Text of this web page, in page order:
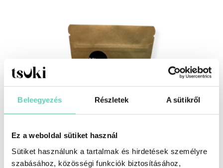
Beleegyezés Részletek A sütikről
Ez a weboldal sütiket használ
Sütiket használunk a tartalmak és hirdetések személyre
szabásához, közösségi funkciók biztosításához,